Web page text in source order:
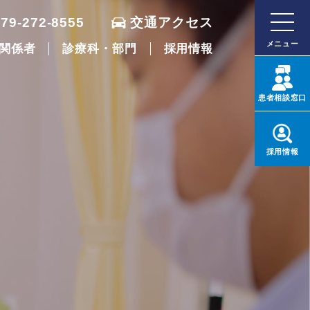
272-8555 交通アクセス
係者 診療科・部門 採用情報 メニュー
患者相談窓口
採用情報